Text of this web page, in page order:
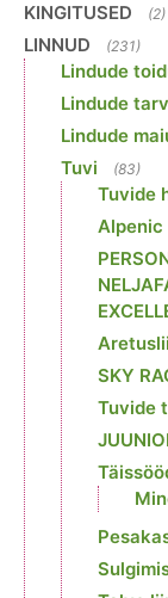
KINGITUSED (2)
LINNUD (231)
Lindude
Lindude
Lindude
Tuvi (83)
Tuvide
Alpenic
SKY
Tuvide